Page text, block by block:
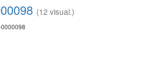
(12 visual.)